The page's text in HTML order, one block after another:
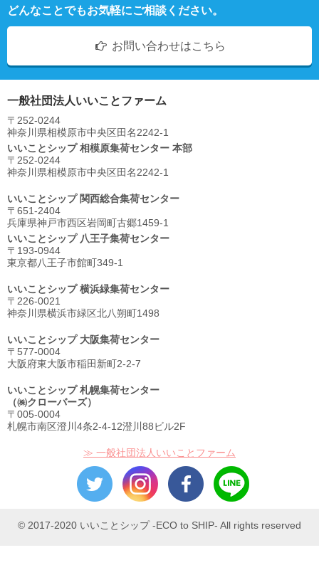
どんなことでもお気軽にご相談ください。
お問い合わせはこちら
一般社団法人いいことファーム
〒252-0244
神奈川県相模原市中央区⽥名2242-1
いいことシップ 相模原集荷センター 本部
〒252-0244
神奈川県相模原市中央区⽥名2242-1
いいことシップ 関西総合集荷センター
〒651-2404
兵庫県神戸市西区岩岡町古郷1459-1
いいことシップ 八王子集荷センター
〒193-0944
東京都八王子市館町349-1
いいことシップ 横浜緑集荷センター
〒226-0021
神奈川県横浜市緑区北八朔町1498
いいことシップ 大阪集荷センター
〒577-0004
大阪府東大阪市稲田新町2-2-7
いいことシップ 札幌集荷センター
（㈱クローバーズ）
〒005-0004
札幌市南区澄川4条2-4-12澄川88ビル2F
≫ 一般社団法人いいことファーム
© 2017-2020 いいことシップ -ECO to SHIP- All rights reserved